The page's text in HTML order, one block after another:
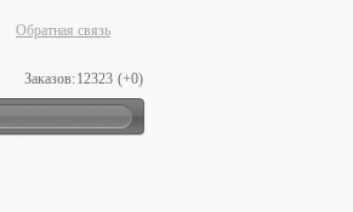
Обратная связь
Заказов:12323 (+0)